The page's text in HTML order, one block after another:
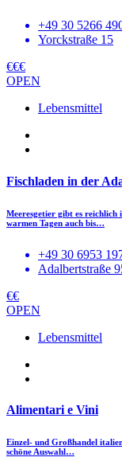
+49 30 5266
Yorckstraße 15
€€€
OPEN
Lebensmittel
Fischladen in der
Meeresgetier gibt es
warmen Tagen auch bis…
+49 30 6953
Adalbertstraße
€€
OPEN
Lebensmittel
Alimentari e Vini
Einzel- und Großhandel
schöne Auswahl…